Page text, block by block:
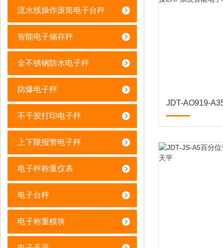
流水线操作滚筒电子台秤
智能电子储存秤
全不锈钢防水电子秤
防爆电子秤
不干胶打印电子秤
上下限报警电子秤
电子秤称重仪表
电子台秤
电子称重模块